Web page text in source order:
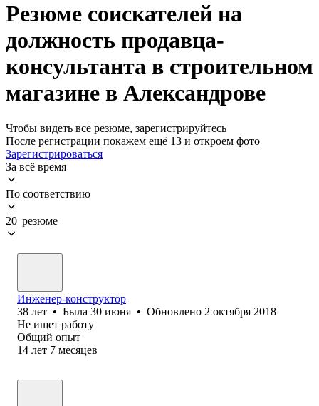
Резюме соискателей на
должность продавца-
консультанта в строительном
магазине в Александрове
Чтобы видеть все резюме, зарегистрируйтесь
После регистрации покажем ещё 13 и откроем фото
Зарегистрироваться
За всё время
По соответствию
20 резюме
Инженер-конструктор
38 лет • Была 30 июня • Обновлено 2 октября 2018
Не ищет работу
Общий опыт
14 лет 7 месяцев